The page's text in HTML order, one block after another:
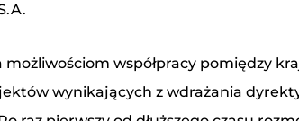
możliwościom współpracy pomiędzy
wynikających z wdrażania